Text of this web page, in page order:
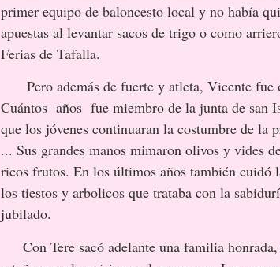
primer equipo de baloncesto local y no había
apuestas al levantar sacos de trigo o como
Ferias de Tafalla.
Pero además de fuerte y atleta, Vicente fue
Cuántos años fue miembro de la junta de san
que los jóvenes continuaran la costumbre de la
... Sus grandes manos mimaron olivos y vides
ricos frutos. En los últimos años también cuidó
los tiestos y arbolicos que trataba con la
jubilado.
Con Tere sacó adelante una familia honrada,